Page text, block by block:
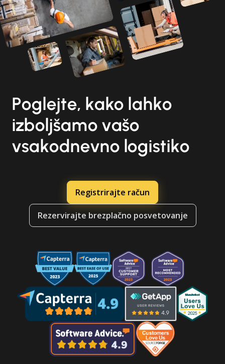
Poglejte, kako lahko
izboljšamo vašo
vsakodnevno logistiko
Registrirajte račun
Rezervirajte brezplačno posvetovanje